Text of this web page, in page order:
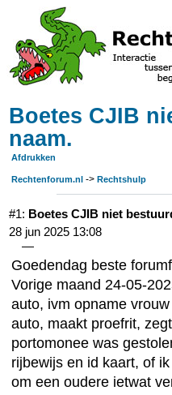
Boetes CJIB
naam.
Afdrukken
Rechtenforum.nl -> Rechtshulp
#1: Boetes CJIB niet
28 jun 2025 13:08
—
Goedendag beste
Vorige maand 24-05-
auto, ivm opname
auto, maakt proefrit,
portomonee was
rijbewijs en id kaart, of
om een oudere ietwat